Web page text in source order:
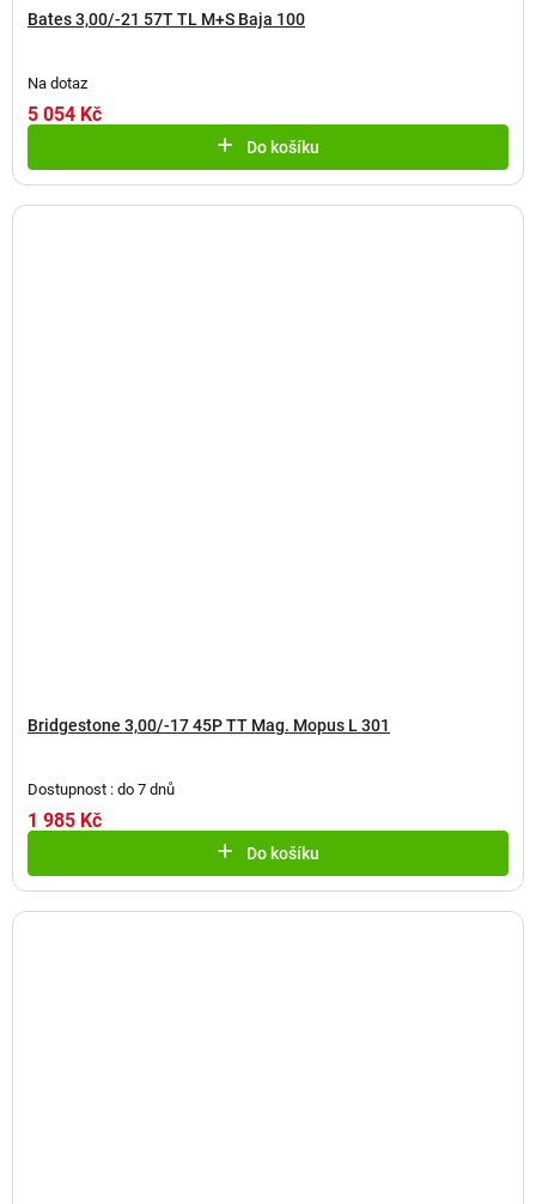
Bates 3,00/-21 57T TL M+S Baja 100
Na dotaz
5 054 Kč
Do košíku
Bridgestone 3,00/-17 45P TT Mag. Mopus L 301
Dostupnost : do 7 dnů
1 985 Kč
Do košíku